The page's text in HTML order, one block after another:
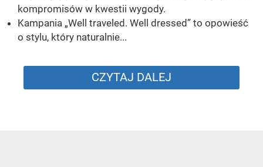
kompromisów w kwestii wygody.
Kampania „Well traveled. Well dressed” to opowieść
o stylu, który naturalnie...
CZYTAJ DALEJ